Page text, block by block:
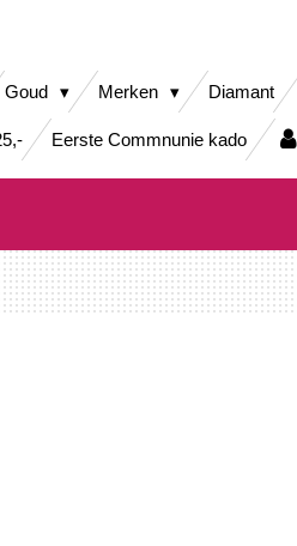
Goud Merken Diamant
Eerste Commnunie kado